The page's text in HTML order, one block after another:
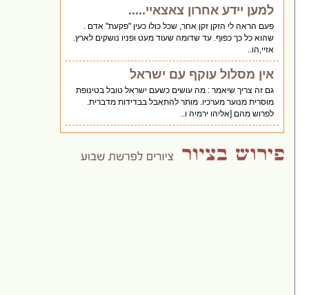
למען יידע אחרון צאצאיי.....
פעם הראה לי הזקן זקן אחר, שכל כולו כעין "פקעת" אדם .
שהוא כל כך כפוף. עד שדומה שעוד מעט ופניו נושקים לארץ.
אזיי,הו..
אין מסלול עוקף עם ישראל
גם זה צריך שיאמר : מה עושים כשעם ישראל טובל בטינופת
מוסרית מנוער מערכיו. מותר להתאבל בבדידות מדברית.
לפרוש מהם [אליהו ירמיה ו..